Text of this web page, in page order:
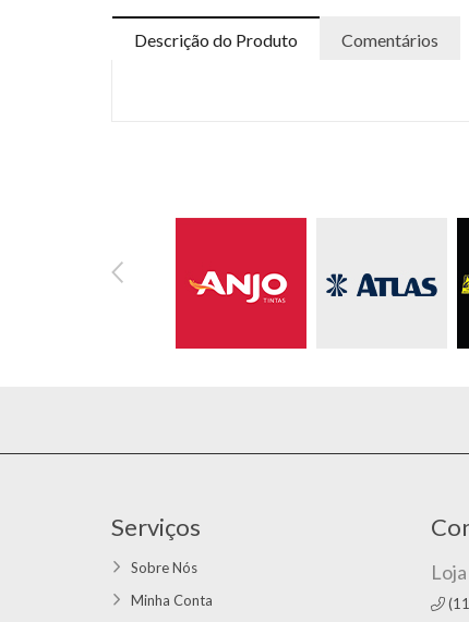
Descrição do Produto Comentários
Serviços
Sobre Nós
Minha Conta